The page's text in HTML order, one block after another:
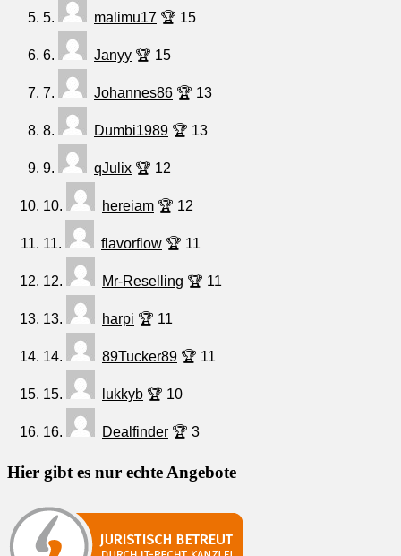
5. malimu17 🏆 15
6. Janyy 🏆 15
7. Johannes86 🏆 13
8. Dumbi1989 🏆 13
9. qJulix 🏆 12
10. hereiam 🏆 12
11. flavorflow 🏆 11
12. Mr-Reselling 🏆 11
13. harpi 🏆 11
14. 89Tucker89 🏆 11
15. lukkyb 🏆 10
16. Dealfinder 🏆 3
Hier gibt es nur echte Angebote